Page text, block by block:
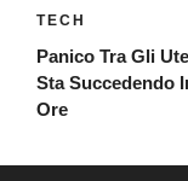
TECH
Panico Tra Gli
Sta Succedendo
Ore